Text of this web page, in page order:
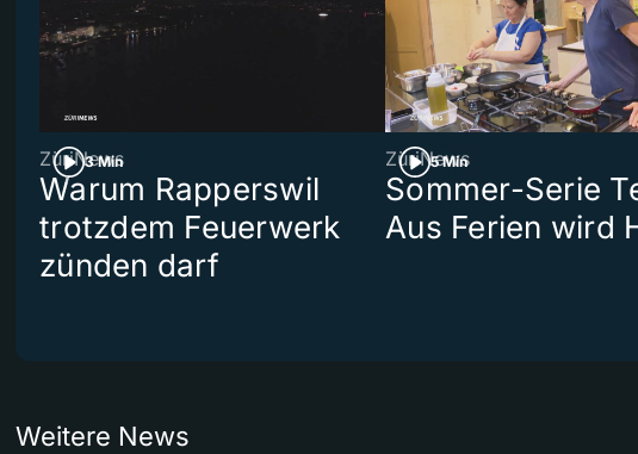
3 Min
ZüriNews
Warum Rapperswil
trotzdem Feuerwerk
zünden darf
5 Min
ZüriNews
Sommer-Serie
Aus Ferien wird
Weitere News